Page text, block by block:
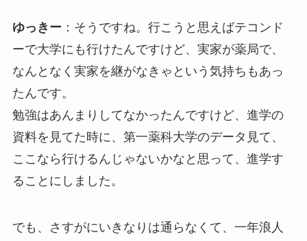
ゆっきー ：そうですね。行こうと思えばテコンド
ーで大学にも行けたんですけど、実家が薬局で、
なんとなく実家を継がなきゃという気持ちもあっ
たんです。
勉強はあんまりしてなかったんですけど、進学の
資料を見てた時に、第一薬科大学のデータ見て、
ここなら行けるんじゃないかなと思って、進学す
ることにしました。
でも、さすがにいきなりは通らなくて、一年浪人